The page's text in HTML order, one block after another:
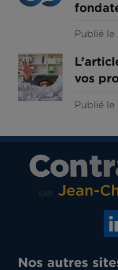
Publié le
vos
Publié le
Nos autres